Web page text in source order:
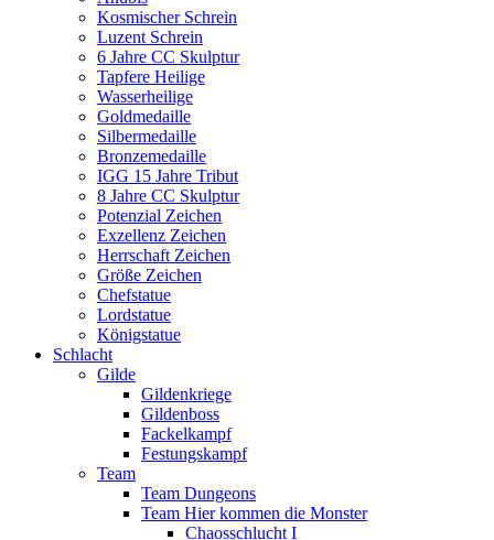
Kosmischer Schrein
Luzent Schrein
6 Jahre CC Skulptur
Tapfere Heilige
Wasserheilige
Goldmedaille
Silbermedaille
Bronzemedaille
IGG 15 Jahre Tribut
8 Jahre CC Skulptur
Potenzial Zeichen
Exzellenz Zeichen
Herrschaft Zeichen
Größe Zeichen
Chefstatue
Lordstatue
Königstatue
Schlacht
Gilde
Gildenkriege
Gildenboss
Fackelkampf
Festungskampf
Team
Team Dungeons
Team Hier kommen die Monster
Chaosschlucht I